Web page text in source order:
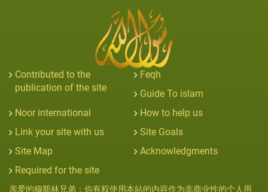
Contributed to the
publication of the site
Feqh
Guide To islam
Noor international
How to help us
Link your site with us
Site Goals
Site Map
Acknowledgments
Required for the site
亲爱的穆斯林兄弟：你有权使用本站的内容作为非商业性的个人用